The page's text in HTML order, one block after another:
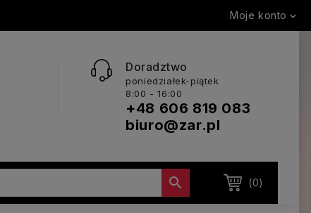
Moje konto 
Doradztwo
poniedziałek-piątek
8:00 - 16:00
+48 606 819 083
biuro@zar.pl
(0)
